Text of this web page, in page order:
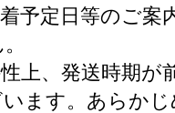
予定日等のご案
上、発送時期が
ます。あらかじ